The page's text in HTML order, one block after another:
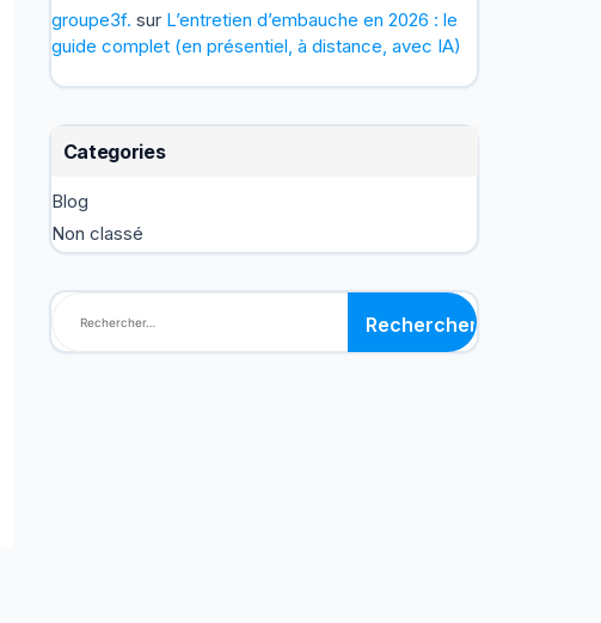
groupe3f. sur L’entretien d’embauche en 2026 : le
guide complet (en présentiel, à distance, avec IA)
Categories
Blog
Non classé
Rechercher :